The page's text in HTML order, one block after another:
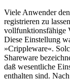
Viele Anwender
registrieren zu
vollfunktionsfähige
Diese Einstellung
»Crippleware«.
Shareware
daß wesentliche
enthalten sind.